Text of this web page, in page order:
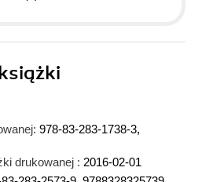
978-83-283-1738-3,
drukowanej : 2016-02-01